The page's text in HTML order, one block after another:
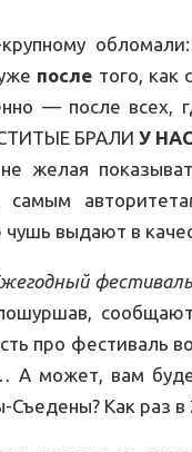
после того, как
— после
БРАЛИУ
желая
выдают в
про фестиваль
А может, вам
Съедены? Как раз